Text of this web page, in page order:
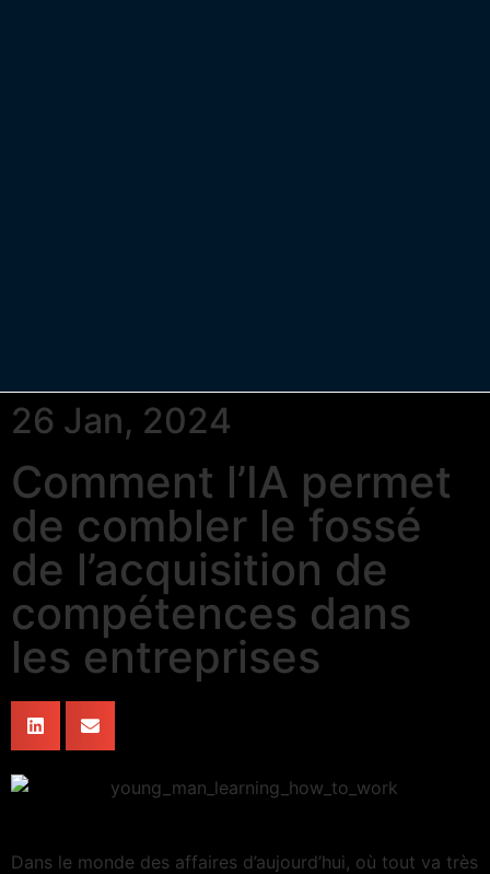
26 Jan, 2024
Comment l’IA permet
de combler le fossé
de l’acquisition de
compétences dans
les entreprises
Dans le monde des affaires d’aujourd’hui, où tout va très